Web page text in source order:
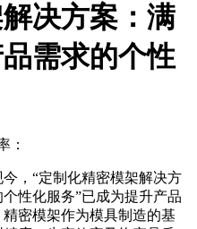
决方案：满
需求的个性
：
，“定制化精密模架解决方
性化服务”已成为提升产品
密模架作为模具制造的基